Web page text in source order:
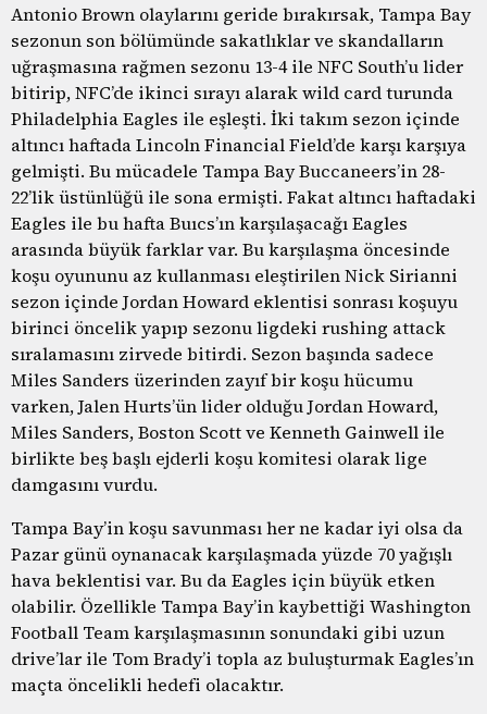
Antonio Brown olaylarını geride bırakırsak, Tampa Bay
sezonun son bölümünde sakatlıklar ve skandalların
uğraşmasına rağmen sezonu 13-4 ile NFC South’u lider
bitirip, NFC’de ikinci sırayı alarak wild card turunda
Philadelphia Eagles ile eşleşti. İki takım sezon içinde
altıncı haftada Lincoln Financial Field’de karşı karşıya
gelmişti. Bu mücadele Tampa Bay Buccaneers’in 28-
22’lik üstünlüğü ile sona ermişti. Fakat altıncı haftadaki
Eagles ile bu hafta Buıcs’ın karşılaşacağı Eagles
arasında büyük farklar var. Bu karşılaşma öncesinde
koşu oyununu az kullanması eleştirilen Nick Sirianni
sezon içinde Jordan Howard eklentisi sonrası koşuyu
birinci öncelik yapıp sezonu ligdeki rushing attack
sıralamasını zirvede bitirdi. Sezon başında sadece
Miles Sanders üzerinden zayıf bir koşu hücumu
varken, Jalen Hurts’ün lider olduğu Jordan Howard,
Miles Sanders, Boston Scott ve Kenneth Gainwell ile
birlikte beş başlı ejderli koşu komitesi olarak lige
damgasını vurdu.
Tampa Bay’in koşu savunması her ne kadar iyi olsa da
Pazar günü oynanacak karşılaşmada yüzde 70 yağışlı
hava beklentisi var. Bu da Eagles için büyük etken
olabilir. Özellikle Tampa Bay’in kaybettiği Washington
Football Team karşılaşmasının sonundaki gibi uzun
drive’lar ile Tom Brady’i topla az buluşturmak Eagles’ın
maçta öncelikli hedefi olacaktır.